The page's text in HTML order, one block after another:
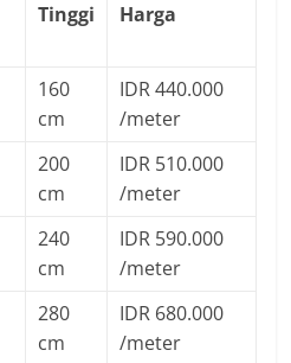
Tinggi Harga
160
cm
IDR 440.000
/meter
200
cm
IDR 510.000
/meter
240
cm
IDR 590.000
/meter
280
cm
IDR 680.000
/meter